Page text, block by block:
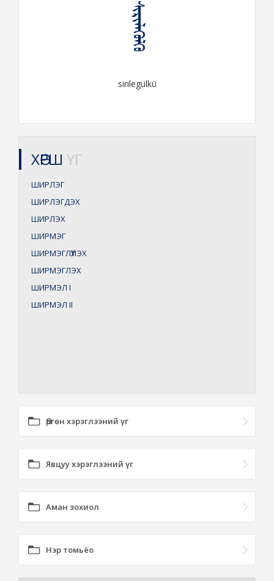
ᠰᠢᠷᠢᠯᠡᠭᠦᠯᠬᠦ
sirilegülkü
ХӨРШ ҮГ
ШИРЛЭГ
ШИРЛЭГДЭХ
ШИРЛЭХ
ШИРМЭГ
ШИРМЭГЛҮҮЛЭХ
ШИРМЭГЛЭХ
ШИРМЭЛ I
ШИРМЭЛ II
Өргөн хэрэглээний үг
Явцуу хэрэглээний үг
Аман зохиол
Нэр томьёо